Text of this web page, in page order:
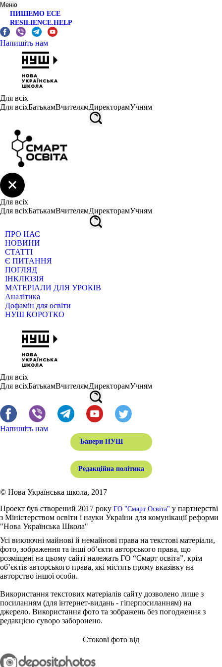
Меню
ПИШЕМО ЕСЕ
RESILIENCE.HELP
Напишіть нам
Для всіх
Для всіхБатькамВчителямДиректорамУчням
Для всіх
Для всіхБатькамВчителямДиректорамУчням
ПРО НАС
НОВИНИ
СТАТТІ
Є ПИТАННЯ
ПОГЛЯД
ІНКЛЮЗІЯ
МАТЕРІАЛИ ДЛЯ УРОКІВ
Аналітика
Дофамін для освіти
НУШ КОРОТКО
Для всіх
Для всіхБатькамВчителямДиректорамУчням
Напишіть нам
Банери НУШ
Редакційна політика
© Нова Українська школа, 2017
Проект був створений 2017 року ГО "Смарт Освіта" у партнерстві
з Міністерством освіти і науки України для комунікації реформи
"Нова Українська Школа"
Усі виключні майнові й немайнові права на текстові матеріали,
фото, зображення та інші об’єкти авторського права, що
розміщені на цьому сайті належать ГО “Смарт освіта”, крім
об’єктів авторського права, які містять пряму вказівку на
авторство іншої особи.
Використання текстових матеріалів сайту дозволено лише з
посиланням (для інтернет-видань - гіперпосиланням) на
джерело. Використання фото та зображень без погодження з
редакцією суворо заборонено.
Стокові фото від